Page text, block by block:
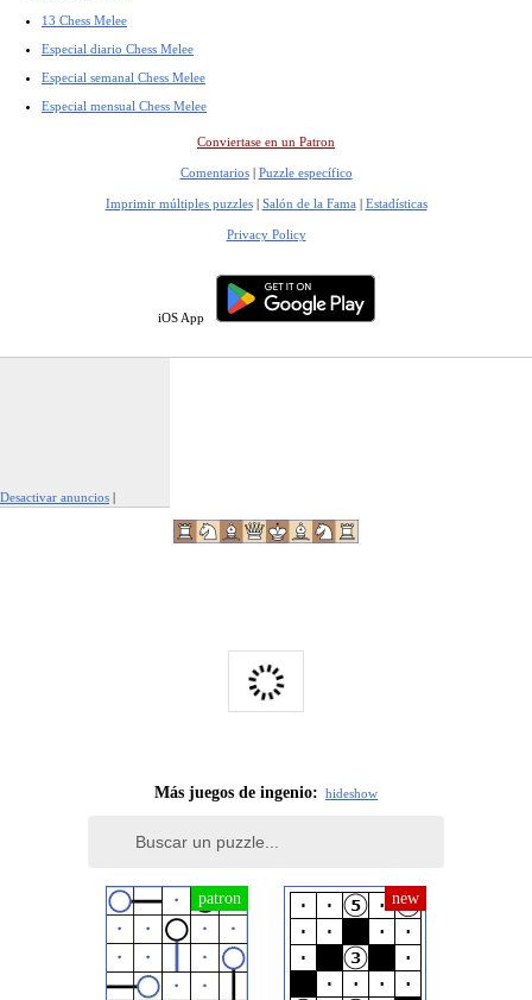
13 Chess Melee
Especial diario Chess Melee
Especial semanal Chess Melee
Especial mensual Chess Melee
Conviertase en un Patron
Comentarios| Puzzle específico
Imprimir múltiples puzzles| Salón de la Fama | Estadísticas
Privacy Policy
iOS App
Desactivar anuncios |
Más juegos de ingenio: hideshow